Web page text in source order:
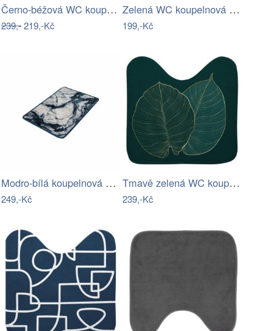
Černo-béžová WC koupelnová předložka…
239,-219,-Kč
Zelená WC koupelnová předložka 45x45 cm…
199,-Kč
Modro-bílá koupelnová předložka s…
249,-Kč
Tmavě zelená WC koupelnová předložka…
239,-Kč